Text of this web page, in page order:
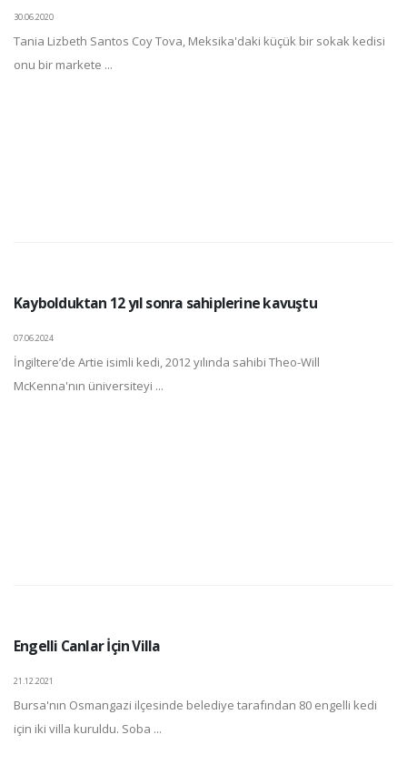
30.06.2020
Tania Lizbeth Santos Coy Tova, Meksika'daki küçük bir sokak kedisi
onu bir markete ...
Kaybolduktan 12 yıl sonra sahiplerine kavuştu
07.06.2024
İngiltere’de Artie isimli kedi, 2012 yılında sahibi Theo-Will
McKenna'nın üniversiteyi ...
Engelli Canlar İçin Villa
21.12.2021
Bursa'nın Osmangazi ilçesinde belediye tarafından 80 engelli kedi
için iki villa kuruldu. Soba ...